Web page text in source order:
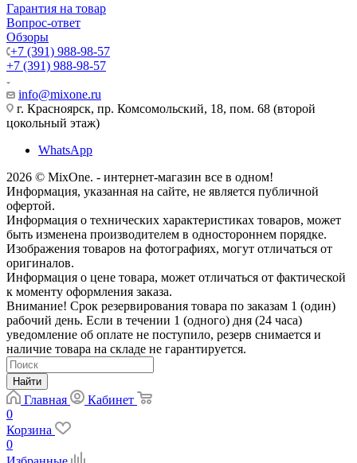
Гарантия на товар
Вопрос-ответ
Обзоры
+7 (391) 988-98-57
+7 (391) 988-98-57
info@mixone.ru
г. Красноярск, пр. Комсомольский, 18, пом. 68 (второй
цокольный этаж)
WhatsApp
2026 © MixOne. - интернет-магазин все в одном!
Информация, указанная на сайте, не является публичной
офертой.
Информация о технических характеристиках товаров, может
быть изменена производителем в одностороннем порядке.
Изображения товаров на фотографиях, могут отличаться от
оригиналов.
Информация о цене товара, может отличаться от фактической
к моменту оформления заказа.
Внимание! Срок резервирования товара по заказам 1 (один)
рабочий день. Если в течении 1 (одного) дня (24 часа)
уведомление об оплате не поступило, резерв снимается и
наличие товара на складе не гарантируется.
Найти
Главная
Кабинет
0
Корзина
0